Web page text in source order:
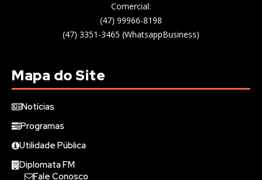
Comercial:
(47) 99966-8198
(47) 3351-3465 (WhatsappBusiness)
Mapa do Site
Notícias
Programas
Utilidade Pública
Diplomata FM
Fale Conosco